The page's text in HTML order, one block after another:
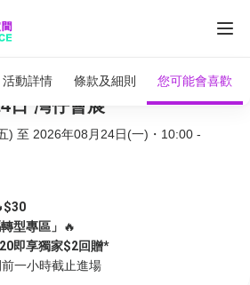
活動詳情 條款及細則 您可能會喜歡
2026｜獨家85折 門
日 灣仔會展
) 至 2026年08月24日(一) ・ 10:00 -
型專區」 🔥
即享獨家$2回贈*
一小時截止進場